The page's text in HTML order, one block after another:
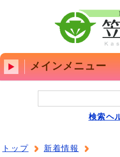
メインメニュー
検索ヘ
トップ 新着情報